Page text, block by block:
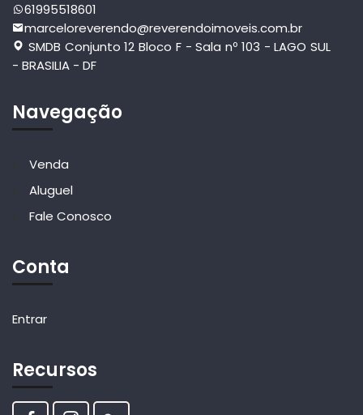
61995518601
marceloreverendo@reverendoimoveis.com.br
SMDB Conjunto 12 Bloco F - Sala nº 103 - LAGO SUL
- BRASILIA - DF
Navegação
Venda
Aluguel
Fale Conosco
Conta
Entrar
Recursos